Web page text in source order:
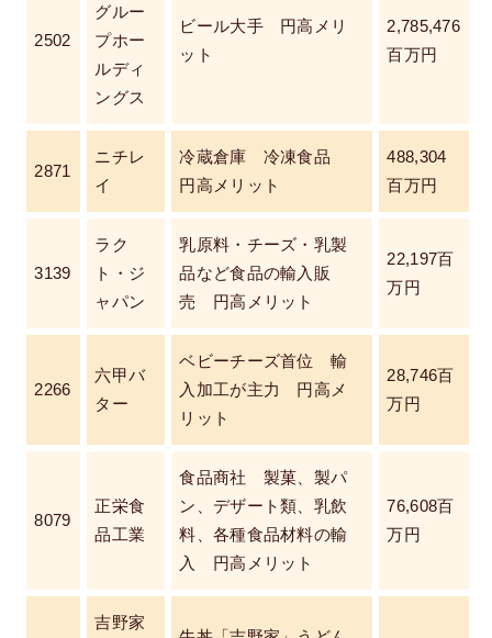
2502
グルー
プホー
ルディ
ングス
ビール大手 円高メリ
ット
2,785,476
百万円
2871
ニチレ
イ
冷蔵倉庫 冷凍食品
円高メリット
488,304
百万円
3139
ラク
ト・ジ
ャパン
乳原料・チーズ・乳製
品など食品の輸入販
売 円高メリット
22,197百
万円
2266
六甲バ
ター
ベビーチーズ首位 輸
入加工が主力 円高メ
リット
28,746百
万円
8079
正栄食
品工業
食品商社 製菓、製パ
ン、デザート類、乳飲
料、各種食品材料の輸
入 円高メリット
76,608百
万円
吉野家